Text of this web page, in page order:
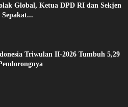
Global, Ketua DPD RI dan Sekjen
Triwulan II-2026 Tumbuh 5,29